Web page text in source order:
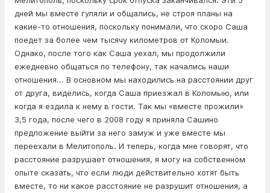
дней мы вместе гуляли и общались, не строя планы на
какие-то отношения, поскольку понимали, что скоро Саша
поедет за более чем тысячу километров от Коломыи.
Однако, после того как Саша уехал, мы продолжили
ежедневно общаться по телефону, так начались наши
отношения... В основном мы находились на расстоянии друг
от друга, виделись, когда Саша приезжал в Коломыю, или
когда я ездила к нему в гости. Так мы «вместе прожили»
3,5 года, после чего в 2008 году я приняла Сашино
предложение выйти за него замуж и уже вместе мы
переехали в Мелитополь. И теперь, когда мне говорят, что
расстояние разрушает отношения, я могу на собственном
опыте сказать, что если люди действительно хотят быть
вместе, то ни какое расстояние не разрушит отношения, а